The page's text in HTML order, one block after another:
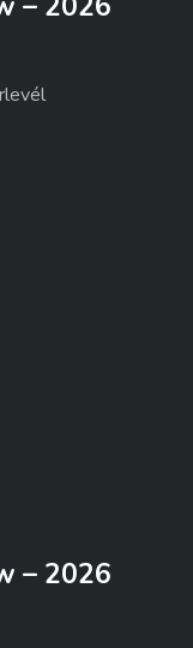
– 2026